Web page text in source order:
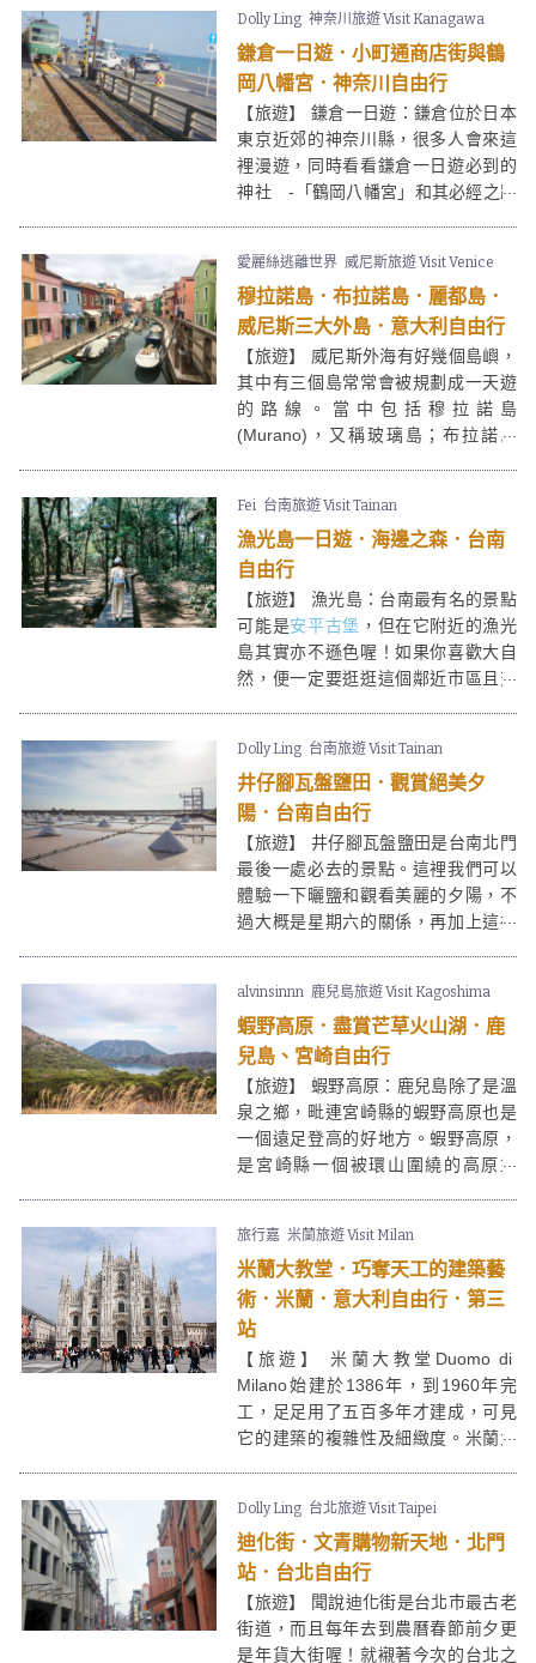
其中三座最著名的建築是巴特略之
家、阿瑪特勒之家和莫雷拉之家。
Dolly Ling 神奈川旅遊 Visit Kanagawa
鎌倉一日遊．小町通商店街與鶴
岡八幡宮．神奈川自由行
【旅遊】 鎌倉一日遊：鎌倉位於日本
東京近郊的神奈川縣，很多人會來這
裡漫遊，同時看看鎌倉一日遊必到的
神社 -「鶴岡八幡宮」和其必經之路
遊，當然不能錯過最出名的，還是出
現在「男兒當入樽」裡的經典場景。
不少人會更會把鎌倉和江之島結合作
一天的行程。
愛麗絲逃離世界 威尼斯旅遊 Visit Venice
穆拉諾島．布拉諾島．麗都島．
威尼斯三大外島．意大利自由行
【旅遊】 威尼斯外海有好幾個島嶼，
其中有三個島常常會被規劃成一天遊
的路線。當中包括穆拉諾島
(Murano)，又稱玻璃島；布拉諾島
舉辦的地方。
Fei 台南旅遊 Visit Tainan
漁光島一日遊．海邊之森．台南
自由行
【旅遊】 漁光島：台南最有名的景點
可能是安平古堡 ，但在它附近的漁光
島其實亦不遜色喔！如果你喜歡大自
然，便一定要逛逛這個鄰近市區且交
Dolly Ling 台南旅遊 Visit Tainan
井仔腳瓦盤鹽田．觀賞絕美夕
陽．台南自由行
【旅遊】 井仔腳瓦盤鹽田是台南北門
最後一處必去的景點。這裡我們可以
體驗一下曬鹽和觀看美麗的夕陽，不
過大概是星期六的關係，再加上這裡
alvinsinnn 鹿兒島旅遊 Visit Kagoshima
蝦野高原．盡賞芒草火山湖．鹿
兒島、宮崎自由行
【旅遊】 蝦野高原：鹿兒島除了是溫
泉之鄉，毗連宮崎縣的蝦野高原也是
一個遠足登高的好地方。蝦野高原，
是宮崎縣一個被環山圍繞的高原盆
山湖，可以說是一年四季登山的不二
之選。若是大家計劃到訪鹿兒島，不
妨騰出一天的時間到附近宮崎縣的蝦
野高原，好好享受自然的景色。
旅行嘉 米蘭旅遊 Visit Milan
米蘭大教堂．巧奪天工的建築藝
術．米蘭．意大利自由行．第三
站
【旅遊】 米蘭大教堂Duomo di
Milano始建於1386年，到1960年完
工，足足用了五百多年才建成，可見
它的建築的複雜性及細緻度。米蘭大
克風格。如果你想從高處一睹米蘭市
的風采，可以到頂部俯瞰米蘭市景。
Dolly Ling 台北旅遊 Visit Taipei
迪化街．文青購物新天地．北門
站．台北自由行
【旅遊】 聞說迪化街是台北市最古老
街道，而且每年去到農曆春節前夕更
是年貨大街喔！就襯著今次的台北之